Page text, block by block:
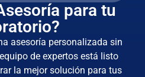
para tu
asesoría personalizada sin
de expertos está listo
la mejor solución para tus